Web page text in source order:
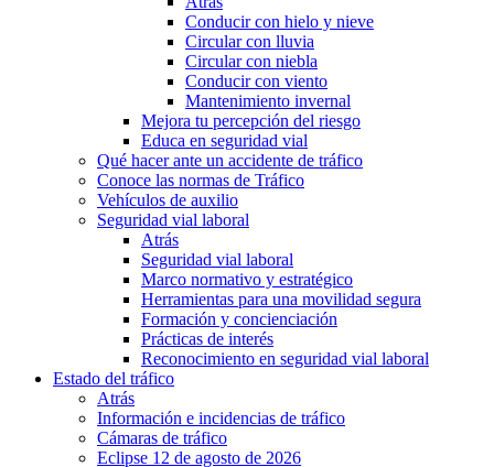
Conducir con hielo y nieve
Circular con lluvia
Circular con niebla
Conducir con viento
Mantenimiento invernal
Mejora tu percepción del riesgo
Educa en seguridad vial
Qué hacer ante un accidente de tráfico
Conoce las normas de Tráfico
Vehículos de auxilio
Seguridad vial laboral
Atrás
Seguridad vial laboral
Marco normativo y estratégico
Herramientas para una movilidad segura
Formación y concienciación
Prácticas de interés
Reconocimiento en seguridad vial laboral
Estado del tráfico
Atrás
Información e incidencias de tráfico
Cámaras de tráfico
Eclipse 12 de agosto de 2026